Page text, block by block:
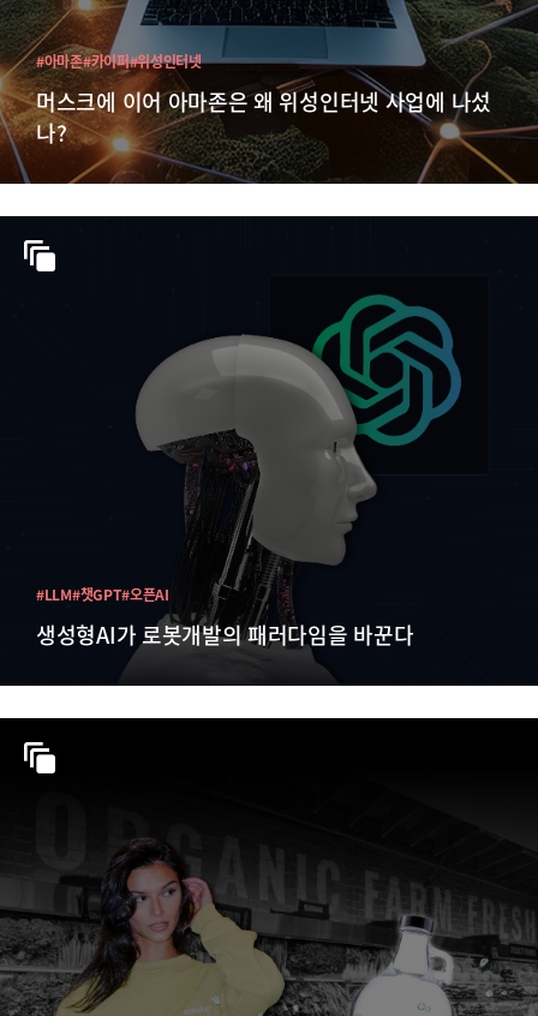
머스크에 이어 아마존은 왜 위성인터넷 사업에 나섰
나?
#아마존#카이퍼#위성인터넷
생성형AI가 로봇개발의 패러다임을 바꾼다
#LLM#챗GPT#오픈AI